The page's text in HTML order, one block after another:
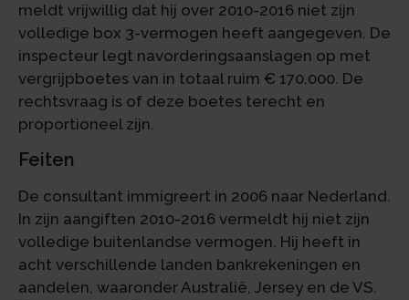
meldt vrijwillig dat hij over 2010-2016 niet zijn
volledige box 3-vermogen heeft aangegeven. De
inspecteur legt navorderingsaanslagen op met
vergrijpboetes van in totaal ruim € 170.000. De
rechtsvraag is of deze boetes terecht en
proportioneel zijn.
Feiten
De consultant immigreert in 2006 naar Nederland.
In zijn aangiften 2010-2016 vermeldt hij niet zijn
volledige buitenlandse vermogen. Hij heeft in
acht verschillende landen bankrekeningen en
aandelen, waaronder Australië, Jersey en de VS.